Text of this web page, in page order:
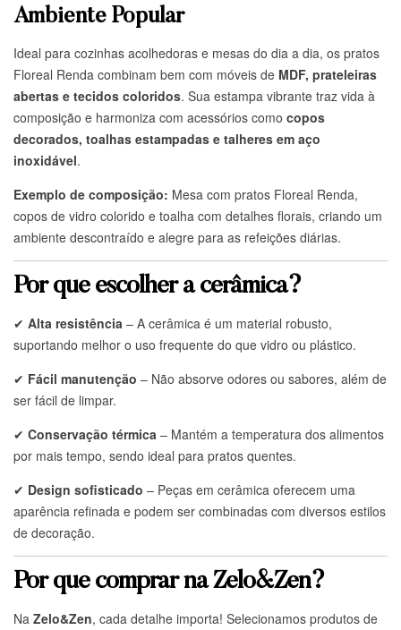
Ambiente Popular
Ideal para cozinhas acolhedoras e mesas do dia a dia, os pratos
Floreal Renda combinam bem com móveis de MDF, prateleiras
abertas e tecidos coloridos. Sua estampa vibrante traz vida à
composição e harmoniza com acessórios como copos
decorados, toalhas estampadas e talheres em aço
inoxidável.
Exemplo de composição: Mesa com pratos Floreal Renda,
copos de vidro colorido e toalha com detalhes florais, criando um
ambiente descontraído e alegre para as refeições diárias.
Por que escolher a cerâmica?
✔ Alta resistência – A cerâmica é um material robusto,
suportando melhor o uso frequente do que vidro ou plástico.
✔ Fácil manutenção – Não absorve odores ou sabores, além de
ser fácil de limpar.
✔ Conservação térmica – Mantém a temperatura dos alimentos
por mais tempo, sendo ideal para pratos quentes.
✔ Design sofisticado – Peças em cerâmica oferecem uma
aparência refinada e podem ser combinadas com diversos estilos
de decoração.
Por que comprar na Zelo&Zen?
Na Zelo&Zen, cada detalhe importa! Selecionamos produtos de